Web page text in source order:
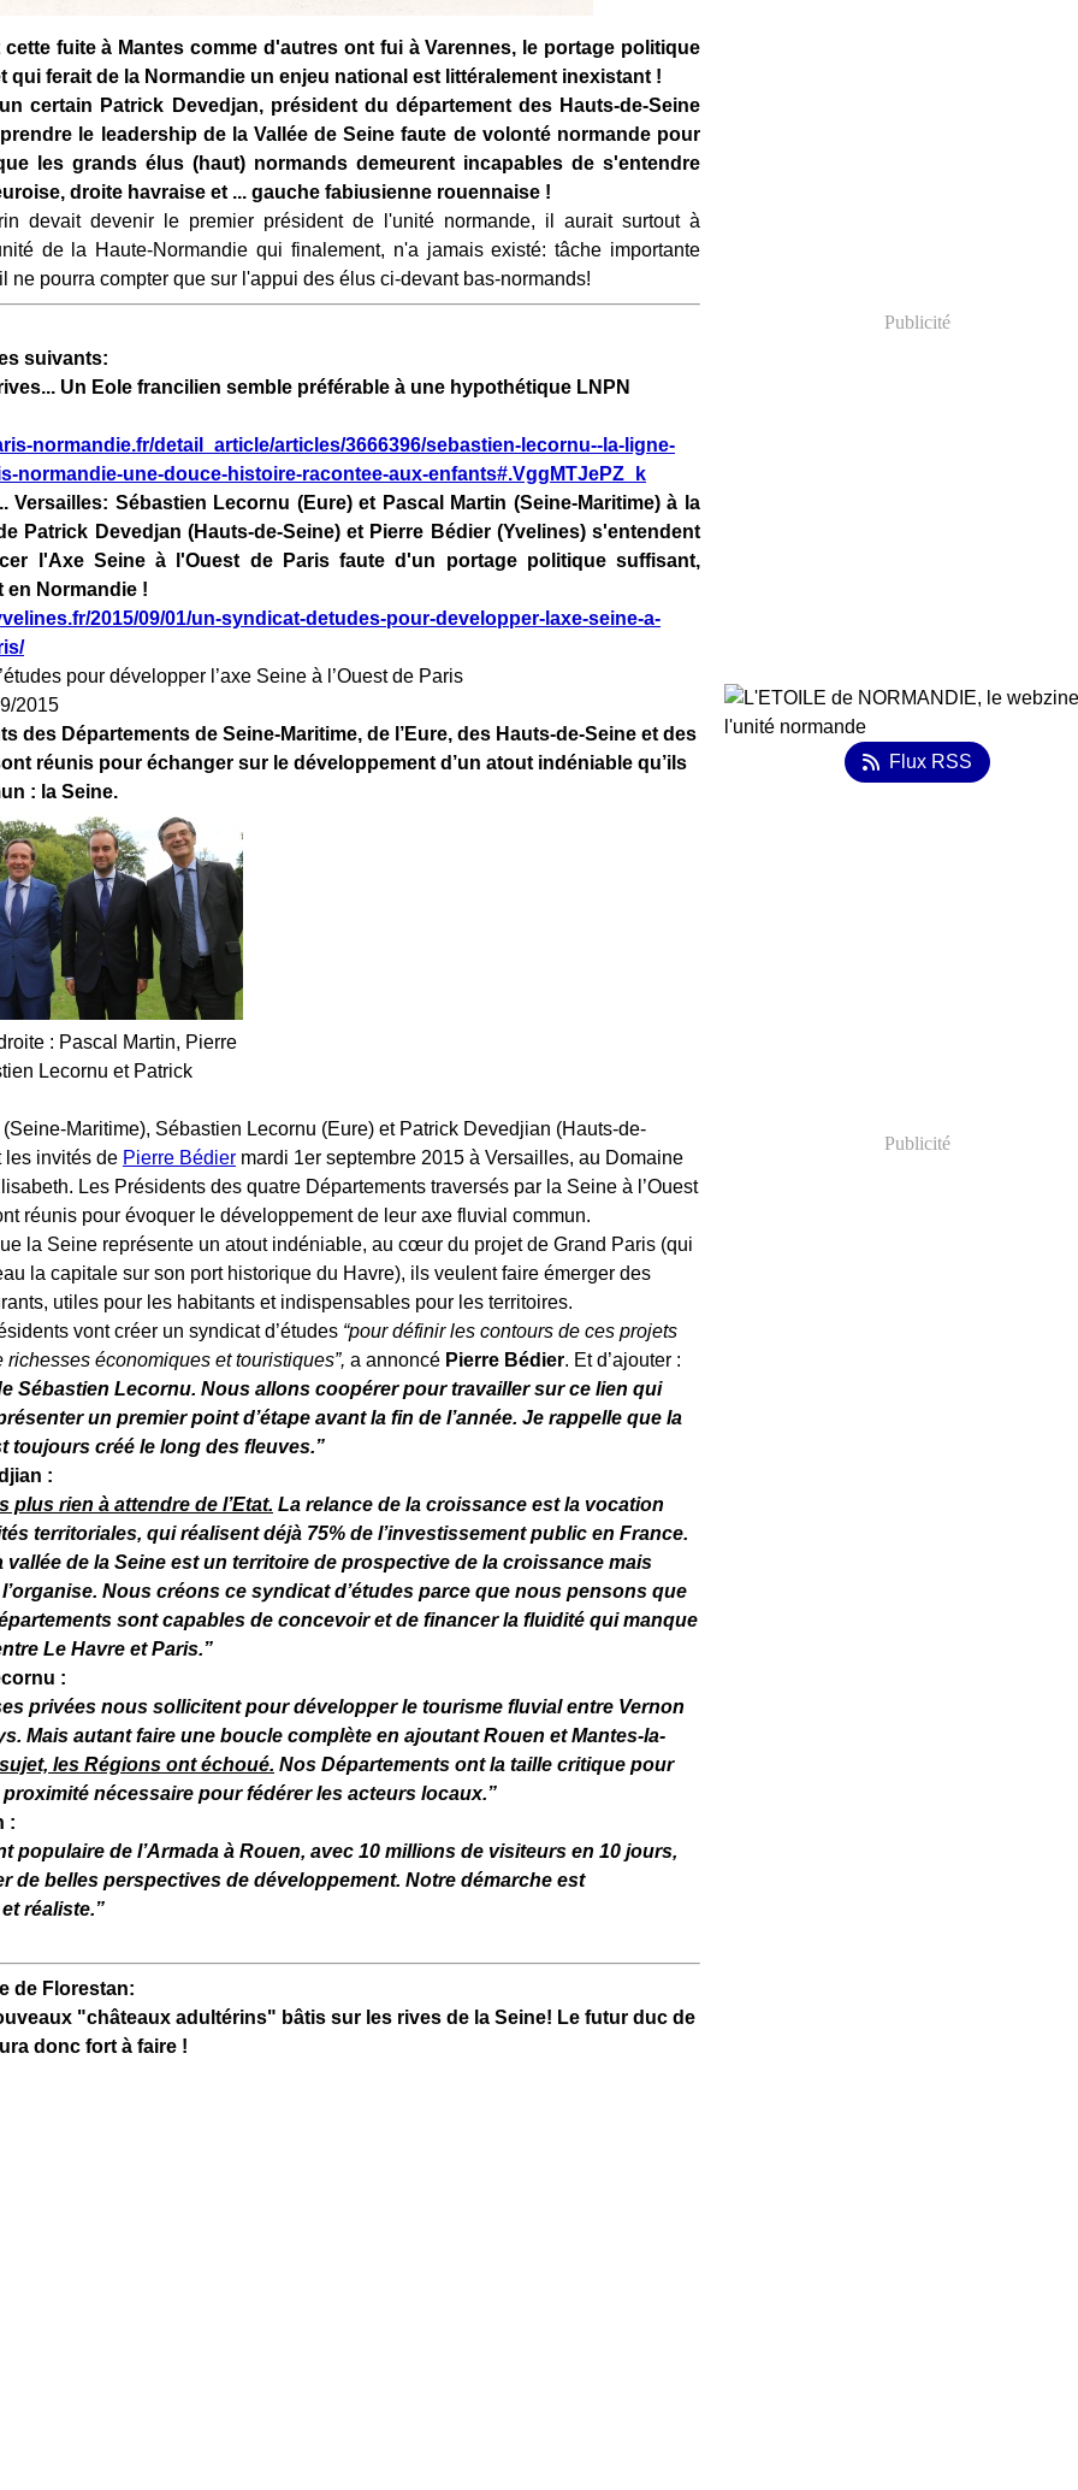
cette fuite à Mantes comme d'autres ont fui à Varennes, le portage politique
qui ferait de la Normandie un enjeu national est littéralement inexistant !
certain Patrick Devedjan, président du département des Hauts-de-Seine
le leadership de la Vallée de Seine faute de volonté normande pour
les grands élus (haut) normands demeurent incapables de s'entendre
droite havraise et ... gauche fabiusienne rouennaise !
devait devenir le premier président de l'unité normande, il aurait surtout à
de la Haute-Normandie qui finalement, n'a jamais existé: tâche importante
ne pourra compter que sur l'appui des élus ci-devant bas-normands!
suivants:
Un Eole francilien semble préférable à une hypothétique LNPN
normandie.fr/detail_article/articles/3666396/sebastien-lecornu--la-ligne-
normandie-une-douce-histoire-racontee-aux-enfants#.VggMTJePZ_k
Versailles: Sébastien Lecornu (Eure) et Pascal Martin (Seine-Maritime) à la
Patrick Devedjan (Hauts-de-Seine) et Pierre Bédier (Yvelines) s'entendent
l'Axe Seine à l'Ouest de Paris faute d'un portage politique suffisant,
en Normandie !
2015/09/01/un-syndicat-detudes-pour-developper-laxe-seine-a-
pour développer l’axe Seine à l’Ouest de Paris
2015
des Départements de Seine-Maritime, de l’Eure, des Hauts-de-Seine et des
réunis pour échanger sur le développement d’un atout indéniable qu’ils
: la Seine.
: Pascal Martin, Pierre
Lecornu et Patrick
Maritime), Sébastien Lecornu (Eure) et Patrick Devedjian (Hauts-de-
les invités de Pierre Bédier mardi 1er septembre 2015 à Versailles, au Domaine
Les Présidents des quatre Départements traversés par la Seine à l’Ouest
réunis pour évoquer le développement de leur axe fluvial commun.
la Seine représente un atout indéniable, au cœur du projet de Grand Paris (qui
la capitale sur son port historique du Havre), ils veulent faire émerger des
utiles pour les habitants et indispensables pour les territoires.
vont créer un syndicat d’études “pour définir les contours de ces projets
richesses économiques et touristiques”, a annoncé Pierre Bédier. Et d’ajouter :
Sébastien Lecornu. Nous allons coopérer pour travailler sur ce lien qui
un premier point d’étape avant la fin de l’année. Je rappelle que la
toujours créé le long des fleuves.”
:
plus rien à attendre de l’Etat. La relance de la croissance est la vocation
territoriales, qui réalisent déjà 75% de l’investissement public en France.
vallée de la Seine est un territoire de prospective de la croissance mais
Nous créons ce syndicat d’études parce que nous pensons que
sont capables de concevoir et de financer la fluidité qui manque
Le Havre et Paris.”
:
privées nous sollicitent pour développer le tourisme fluvial entre Vernon
Mais autant faire une boucle complète en ajoutant Rouen et Mantes-la-
les Régions ont échoué. Nos Départements ont la taille critique pour
nécessaire pour fédérer les acteurs locaux.”
:
populaire de l’Armada à Rouen, avec 10 millions de visiteurs en 10 jours,
de belles perspectives de développement. Notre démarche est
réaliste.”
de Florestan:
"châteaux adultérins" bâtis sur les rives de la Seine! Le futur duc de
donc fort à faire !
Publicité
Flux RSS
Publicité